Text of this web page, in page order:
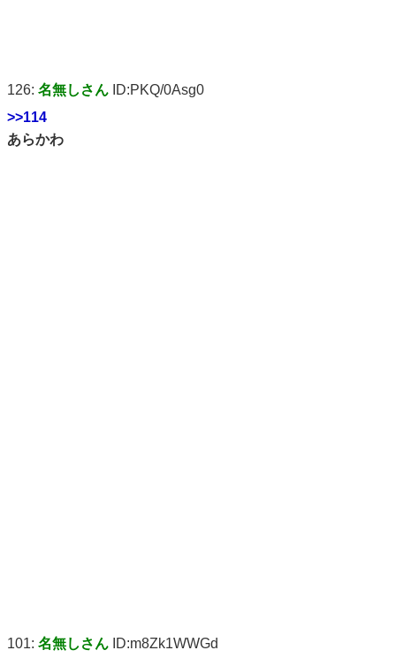
126: 名無しさん ID:PKQ/0Asg0
>>114
あらかわ
101: 名無しさん ID:m8Zk1WWGd